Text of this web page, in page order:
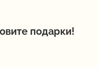
подарки!